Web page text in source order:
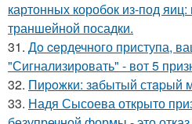
картонных коробок из-под
траншейной посадки.
31. Дo ceрдечного приступа,
"Сигнализировать" - вот 5
32. Пиpoжки: зaбытый стapый
33. Надя Сысоева открыто